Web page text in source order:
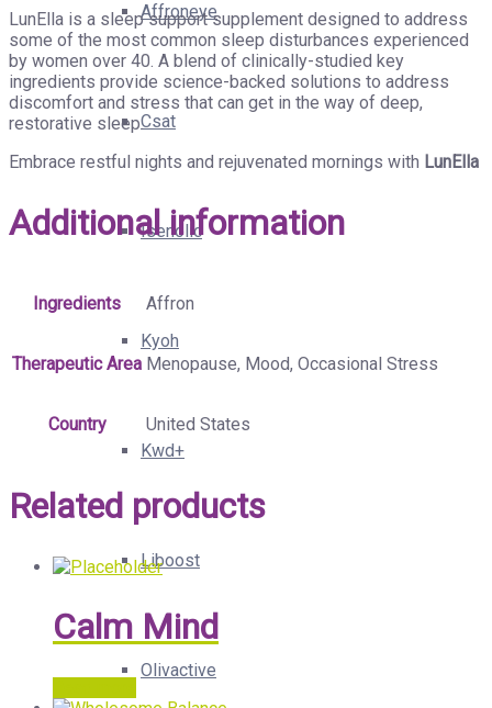
Affroneye
Csat
Isenolic
Kyoh
Kwd+
Liboost
Olivactive
LunElla is a sleep support supplement designed to address
some of the most common sleep disturbances experienced
by women over 40. A blend of clinically-studied key
ingredients provide science-backed solutions to address
discomfort and stress that can get in the way of deep,
restorative sleep.
Embrace restful nights and rejuvenated mornings with LunElla
Additional information
Ingredients Affron
Therapeutic Area Menopause, Mood, Occasional Stress
Country United States
Related products
Calm Mind